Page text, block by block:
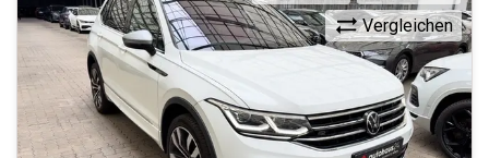
Vergleichen